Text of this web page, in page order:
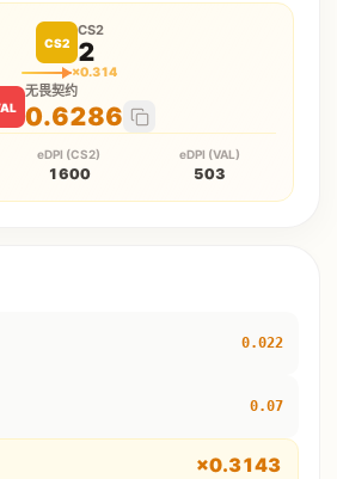
CS2
CS2
2
×0.314
无畏契约
0.6286
eDPI (CS2)
1600
eDPI (VAL)
503
0.022
0.07
×0.3143